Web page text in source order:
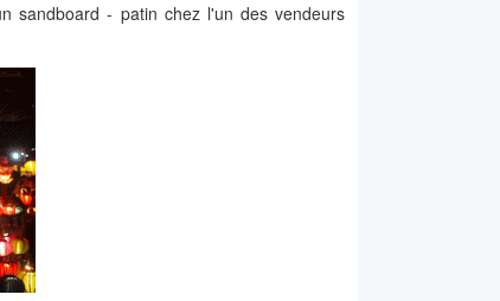
sandboard - patin chez l'un des vendeurs